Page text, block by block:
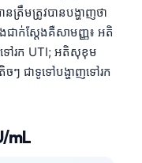
រឹមត្រូវបានបង្ហាញថា
ាក់ស្តែងគឺសាមញ្ញ៖ អតិ
ៅរក UTI; អតិសុខុម
ៗ ជាទូទៅបង្ហាញទៅរក
mL